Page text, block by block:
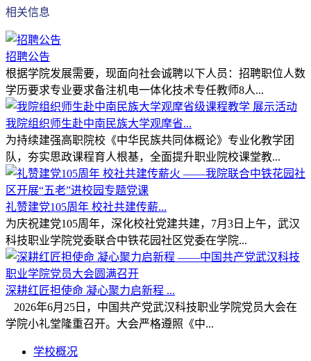
相关信息
招聘公告
根据学院发展需要，现面向社会诚聘以下人员：招聘职位人数
学历要求专业要求备注机电一体化技术专任教师8人...
我院组织师生赴中南民族大学观摩省...
为持续建强高职院校《中华民族共同体概论》专业化教学团
队，夯实思政课程育人根基，全面提升职业院校课堂教...
礼赞建党105周年 校社共建传薪...
为庆祝建党105周年，深化校社党建共建，7月3日上午，武汉
科技职业学院党委联合中铁花园社区党委在学院...
深耕红匠担使命 凝心聚力启新程 ...
2026年6月25日，中国共产党武汉科技职业学院党员大会在
学院小礼堂隆重召开。大会严格遵照《中...
学校概况